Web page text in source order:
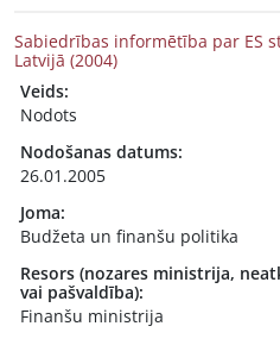
Sabiedrības informētība par ES
Latvijā (2004)
Veids:
Nodots
Nodošanas datums:
26.01.2005
Joma:
Budžeta un finanšu politika
Resors (nozares ministrija,
vai pašvaldība):
Finanšu ministrija